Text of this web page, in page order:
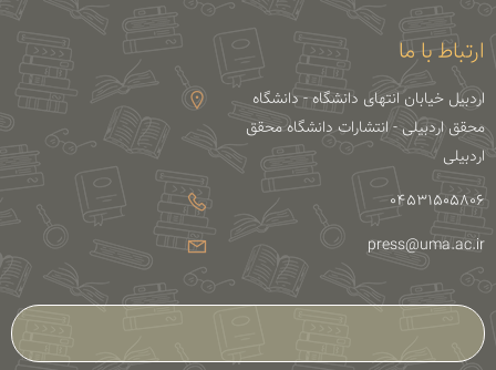
ارتباط با ما
اردبیل خیابان انتهای دانشگاه - دانشگاه
محقق اردبیلی - انتشارات دانشگاه محقق
اردبیلی
04531505806
press@uma.ac.ir